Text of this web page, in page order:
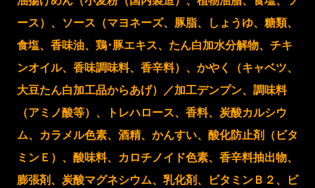
ース）、ソース（マヨネーズ、豚脂、しょうゆ、糖類、
食塩、香味油、鶏･豚エキス、たん白加水分解物、チキ
ンオイル、香味調味料、香辛料）、かやく（キャベツ、
大豆たん白加工品からあげ）／加工デンプン、調味料
（アミノ酸等）、トレハロース、香料、炭酸カルシウ
ム、カラメル色素、酒精、かんすい、酸化防止剤（ビタ
ミンＥ）、酸味料、カロチノイド色素、香辛料抽出物、
膨張剤、炭酸マグネシウム、乳化剤、ビタミンＢ２、ビ